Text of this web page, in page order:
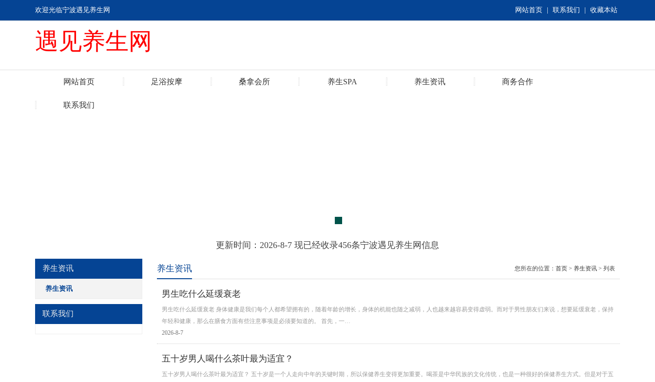
网站首页 联系我们 收藏本站
欢迎光临宁波遇见养生网
遇见养生网
网站首页 足浴按摩 桑拿会所 养生SPA 养生资讯 商务合作
联系我们
更新时间：2026-8-7 现已经收录456条宁波遇见养生网信息
养生资讯
养生资讯
联系我们
养生资讯 您所在的位置： 首页 > 养生资讯 > 列表
男生吃什么延缓衰老
男生吃什么延缓衰老 身体健康是我们每个人都希望拥有的，随着年龄的增长，身体的机能也随之减弱，人也越来越容易变得虚弱。而对于男性朋友们来说，想要延缓衰老，保持
年轻和健康，那么在膳食方面有些注意事项是必须要知道的。 首先，一…
2026-8-7
五十岁男人喝什么茶叶最为适宜？
五十岁男人喝什么茶叶最为适宜？ 五十岁是一个人走向中年的关键时期，所以保健养生变得更加重要。喝茶是中华民族的文化传统，也是一种很好的保健养生方式。但是对于五